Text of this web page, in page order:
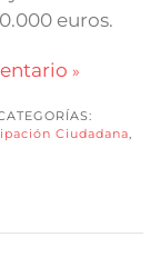
euros.
Ciudadana,